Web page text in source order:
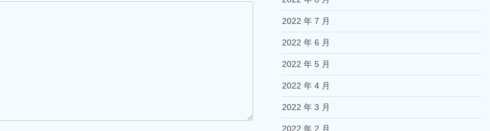
2022 年 7 月
2022 年 6 月
2022 年 5 月
2022 年 4 月
2022 年 3 月
2022 年 2 月